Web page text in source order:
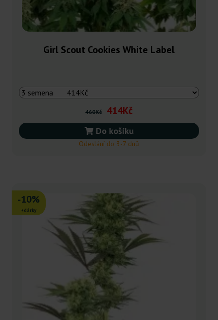
Girl Scout Cookies White Label
460Kč 414Kč
Do košíku
Odeslání do 3-7 dnů
-10%
+dárky